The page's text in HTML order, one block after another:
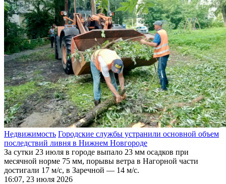
Недвижимость Городские службы устранили основной объем
последствий ливня в Нижнем Новгороде
За сутки 23 июля в городе выпало 23 мм осадков при
месячной норме 75 мм, порывы ветра в Нагорной части
достигали 17 м/с, в Заречной — 14 м/с.
16:07, 23 июля 2026